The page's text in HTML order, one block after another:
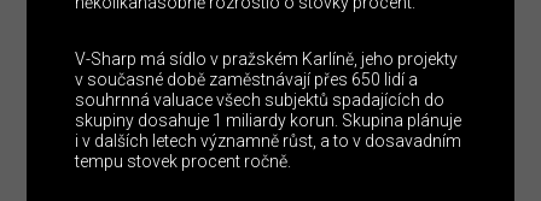
V-Sharp má sídlo v pražském Karlíně, jeho projekty
v současné době zaměstnávají přes 650 lidí a
souhrnná valuace všech subjektů spadajících do
skupiny dosahuje 1 miliardy korun. Skupina plánuje
i v dalších letech významně růst, a to v dosavadním
tempu stovek procent ročně.